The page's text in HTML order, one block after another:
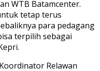
WTB Batamcenter.
tetap terus
para pedagang
terpilih sebagai
Relawan